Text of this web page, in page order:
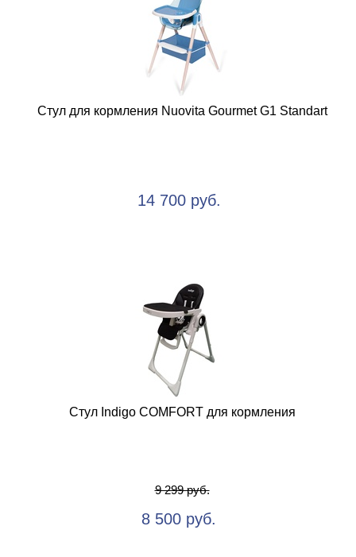
Стул для кормления Nuovita Gourmet G1 Standart
14 700 руб.
Стул Indigo COMFORT для кормления
9 299 руб.
8 500 руб.